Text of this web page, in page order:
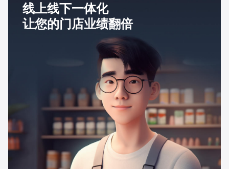
线上线下一体化
让您的门店业绩翻倍